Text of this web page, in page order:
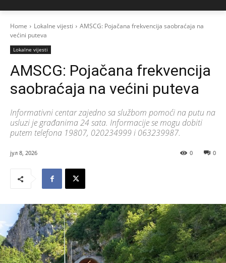
Home Lokalne vijesti
AMSCG: Pojačana frekvencija saobraćaja na
većini puteva
Lokalne vijesti
AMSCG: Pojačana frekvencija
saobraćaja na većini puteva
Informativni centar zajedno sa službom pomoći na putu na
usluzi je građanima 24 sata. Informacije se mogu dobiti
putem telefona 19807, 020234999 i 063239987.
јул 8, 2026 0
0